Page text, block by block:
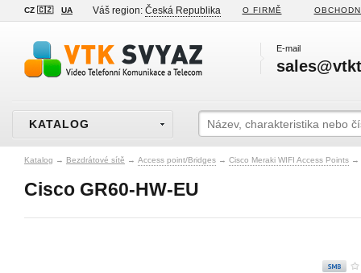
CZ 🇨🇿 UA Váš region: Česká Republika O FIRMĚ
E-mail
KATALOG
Katalog → Bezdrátové sítě → Access point/Bridges → Cisco Meraki WIFI Access Points →
Cisco GR60-HW-EU